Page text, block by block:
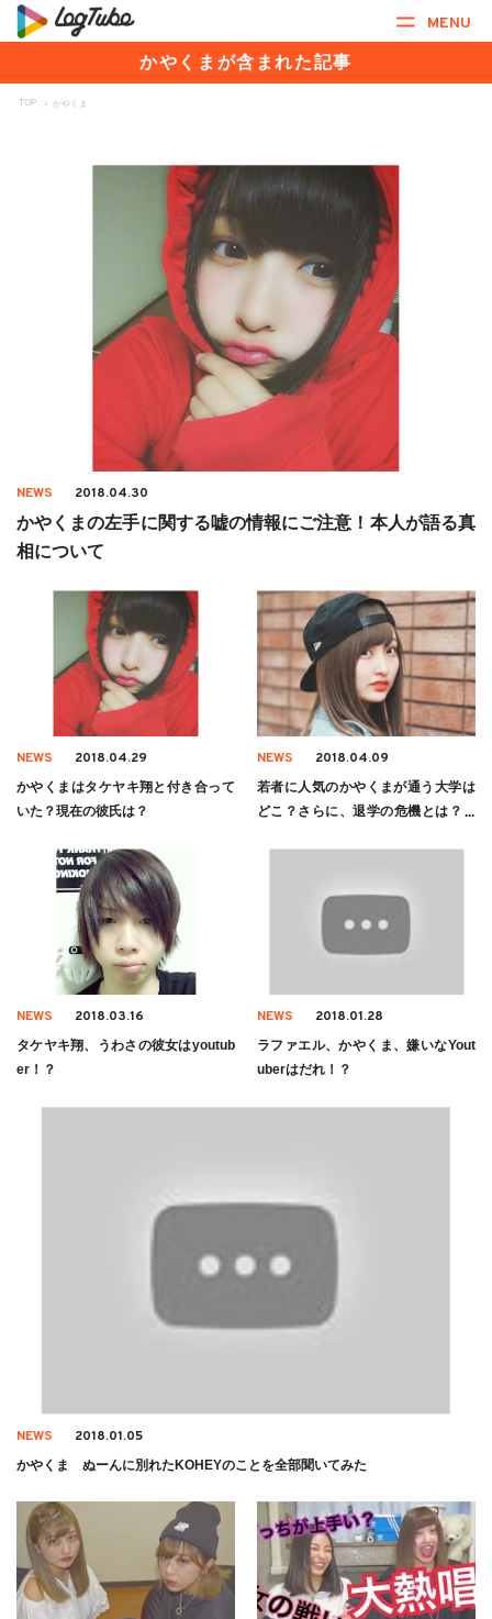
MENU
かやくまが含まれた記事
TOP > かやくま
NEWS 2018.04.30
かやくまの左手に関する嘘の情報にご注意！本人が語る真
相について
NEWS 2018.04.29
かやくまはタケヤキ翔と付き合って
いた？現在の彼氏は？
NEWS 2018.04.09
若者に人気のかやくまが通う大学は
どこ？さらに、退学の危機とは？詳
NEWS 2018.03.16
タケヤキ翔、うわさの彼女はyoutub
er！？
NEWS 2018.01.28
ラファエル、かやくま、嫌いなYout
uberはだれ！？
NEWS 2018.01.05
かやくま ぬーんに別れたKOHEYのことを全部聞いてみた